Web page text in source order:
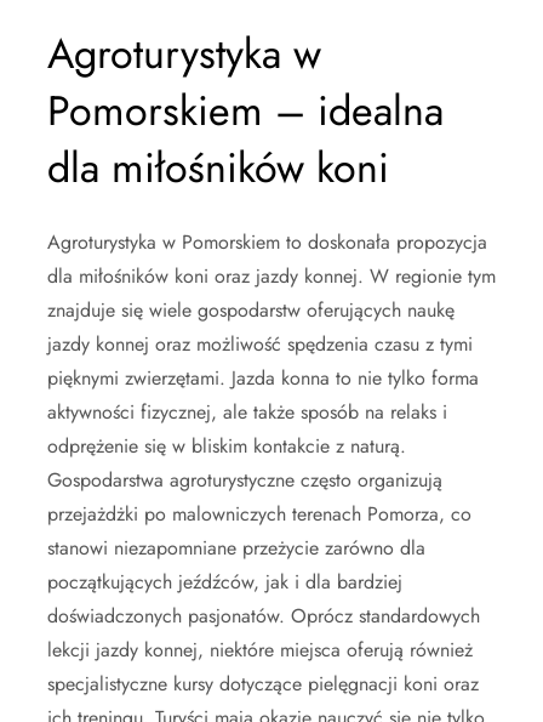
Agroturystyka w
Pomorskiem – idealna
dla miłośników koni
Agroturystyka w Pomorskiem to doskonała propozycja
dla miłośników koni oraz jazdy konnej. W regionie tym
znajduje się wiele gospodarstw oferujących naukę
jazdy konnej oraz możliwość spędzenia czasu z tymi
pięknymi zwierzętami. Jazda konna to nie tylko forma
aktywności fizycznej, ale także sposób na relaks i
odprężenie się w bliskim kontakcie z naturą.
Gospodarstwa agroturystyczne często organizują
przejażdżki po malowniczych terenach Pomorza, co
stanowi niezapomniane przeżycie zarówno dla
początkujących jeźdźców, jak i dla bardziej
doświadczonych pasjonatów. Oprócz standardowych
lekcji jazdy konnej, niektóre miejsca oferują również
specjalistyczne kursy dotyczące pielęgnacji koni oraz